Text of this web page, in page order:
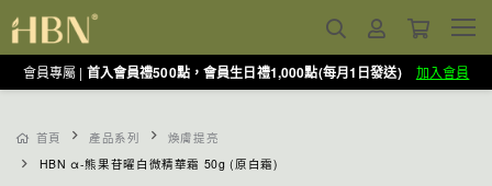
會員專屬 | 首入會員禮500點，會員生日禮1,000點(每月1日發送) 加入會員
首頁 產品系列
煥膚提亮
HBN α-熊果苷曜白微精華霜 50g (原白霜)